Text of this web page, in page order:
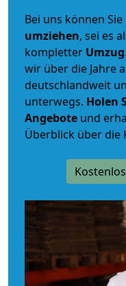
Bei uns können Sie
umziehen, sei es
kompletter Umzug
wir über die Jahre
deutschlandweit
unterwegs. Holen
Angebote und
Überblick über die